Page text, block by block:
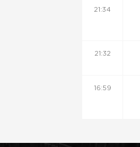
21:34
21:32
16:59